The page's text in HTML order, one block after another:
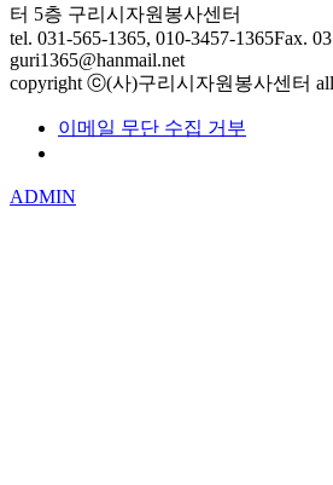
터 5층 구리시자원봉사센터
tel. 031-565-1365, 010-3457-1365Fax.
guri1365@hanmail.net
copyright ⓒ(사)구리시자원봉사센터 all
이메일 무단 수집 거부
ADMIN